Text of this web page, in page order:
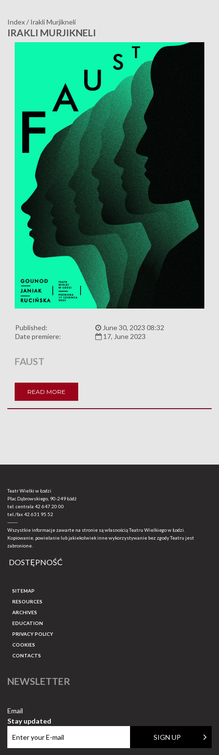
Index/ Irakli Murjikneli
IRAKLI MURJIKNELI
Published:
June 30, 2023 08:32
Date premiere:
17, June 2023
FAUST
READ MORE
Teatr Wielki w Łodzi
Plac Dąbrowskiego, 90-249 Łódź
tel. centrala 42 647 20 00
tel./fax42 631 95 52
-------
Wszystkie informacje zawarte na stronie są własnością Teatru Wielkiego w Łodzi.
Kopiowanie, powielanie lub jakiekolwiek inne wykorzystywanie bez zgody Teatru jest
zabronione.
DOSTĘPNOŚĆ
SITEMAP
RESOURCES
ARCHIVES
EDUCATION
PRIVACY POLICY
COOKIES
CONTACTS
NEWSLETTER
Email
Stay updated